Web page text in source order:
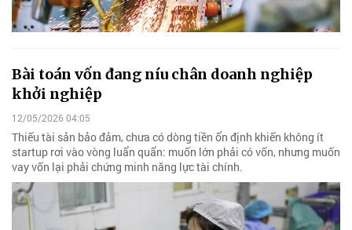
Bài toán vốn đang níu chân doanh nghiệp
khởi nghiệp
12/05/2026 04:05
Thiếu tài sản bảo đảm, chưa có dòng tiền ổn định khiến không ít
startup rơi vào vòng luẩn quẩn: muốn lớn phải có vốn, nhưng muốn
vay vốn lại phải chứng minh năng lực tài chính.